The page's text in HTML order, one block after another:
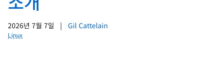
2026년 7월 7일 | Gil Cattelain
Linux